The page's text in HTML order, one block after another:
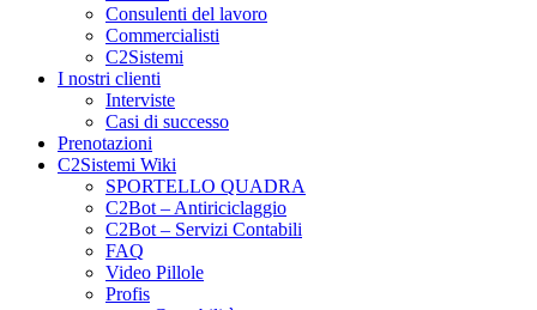
Consulenti del lavoro
Commercialisti
C2Sistemi
I nostri clienti
Interviste
Casi di successo
Prenotazioni
C2Sistemi Wiki
SPORTELLO QUADRA
C2Bot – Antiriciclaggio
C2Bot – Servizi Contabili
FAQ
Video Pillole
Profis